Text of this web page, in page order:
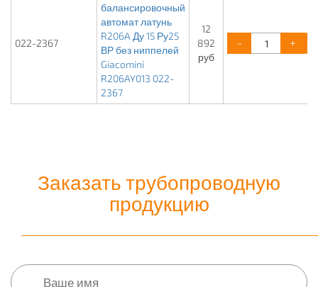
022-2367
балансировочный
автомат латунь
R206A Ду 15 Ру25
ВР без ниппелей
Giacomini
R206AY013 022-
2367
12
892
руб
- +
Заказать трубопроводную
продукцию